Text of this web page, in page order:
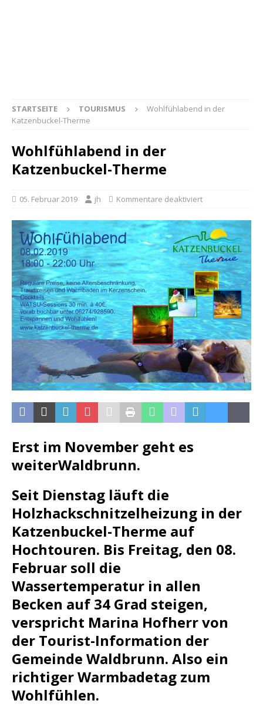
STARTSEITE TOURISMUS
Wohlfühlabend in der
Katzenbuckel-Therme
Wohlfühlabend in der
Katzenbuckel-Therme
05. Februar 2019 jh Kommentare deaktiviert
Erst im November geht es
weiterWaldbrunn.
Seit Dienstag läuft die
Holzhackschnitzelheizung in der
Katzenbuckel-Therme auf
Hochtouren. Bis Freitag, den 08.
Februar soll die
Wassertemperatur in allen
Becken auf 34 Grad steigen,
verspricht Marina Hofherr von
der Tourist-Information der
Gemeinde Waldbrunn. Also ein
richtiger Warmbadetag zum
Wohlfühlen.